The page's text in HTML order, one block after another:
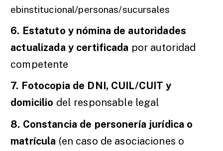
ebinstitucional/personas/sucursales
6. Estatuto y nómina de autoridades
actualizada y certificada por autoridad
competente
7. Fotocopia de DNI, CUIL/CUIT y
domicilio del responsable legal
8. Constancia de personería jurídica o
matrícula (en caso de asociaciones o